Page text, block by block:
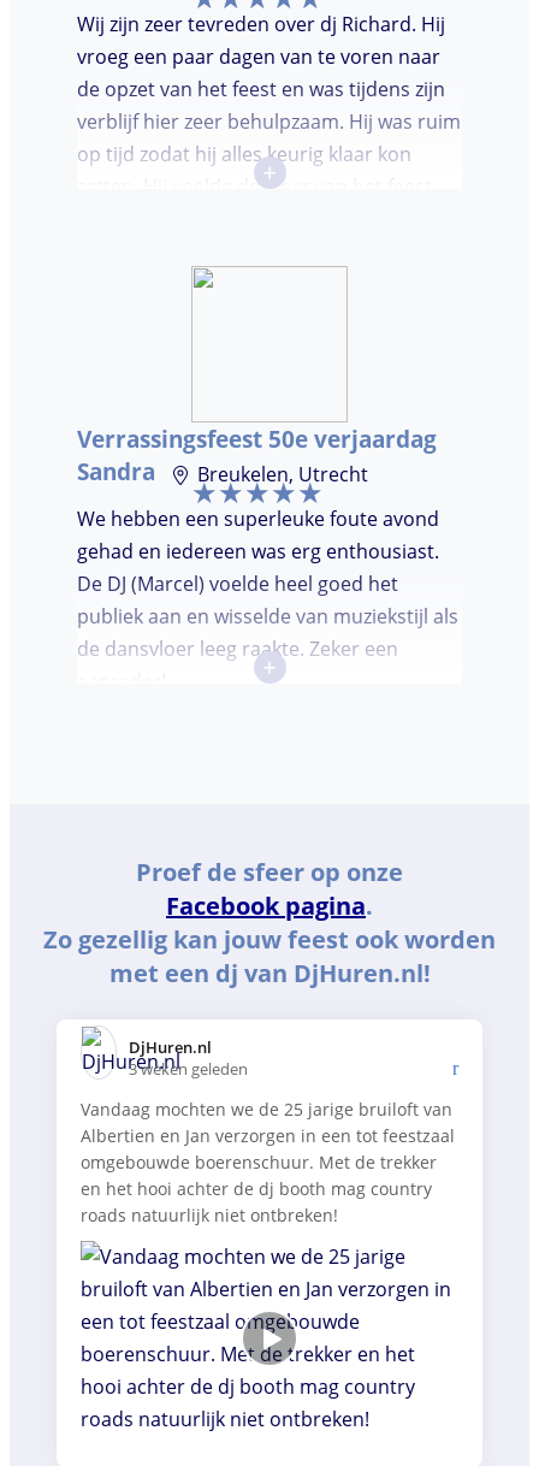
Wij zijn zeer tevreden over dj Richard. Hij
vroeg een paar dagen van te voren naar
de opzet van het feest en was tijdens zijn
verblijf hier zeer behulpzaam. Hij was ruim
op tijd zodat hij alles keurig klaar kon
zetten. Hij voelde de sfeer van het feest
doorpraatte. Het was heel leuk dat er
+
Verrassingsfeest 50e verjaardag
Sandra
Breukelen, Utrecht
We hebben een superleuke foute avond
gehad en iedereen was erg enthousiast.
De DJ (Marcel) voelde heel goed het
publiek aan en wisselde van muziekstijl als
de dansvloer leeg raakte. Zeker een
+
Proef de sfeer op onze
Facebook pagina.
Zo gezellig kan jouw feest ook worden
met een dj van DjHuren.nl!
DjHuren.nl️
3 weken geleden
Vandaag mochten we de 25 jarige bruiloft van
Albertien en Jan verzorgen in een tot feestzaal
omgebouwde boerenschuur. Met de trekker
en het hooi achter de dj booth mag country
roads natuurlijk niet ontbreken!